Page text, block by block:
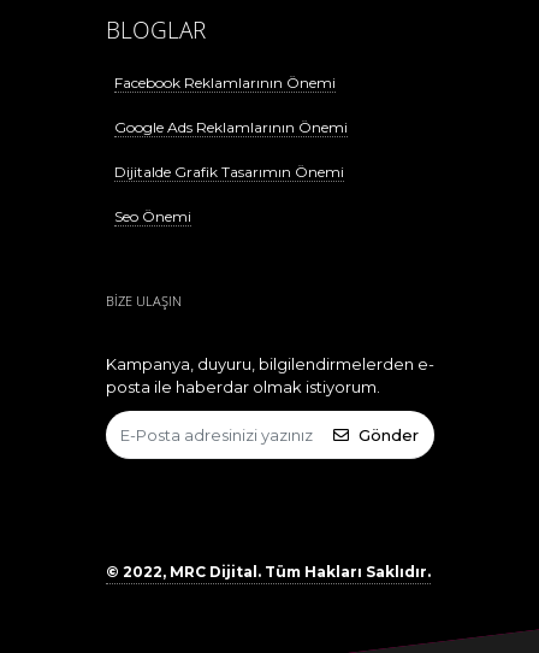
BLOGLAR
Facebook Reklamlarının Önemi
Google Ads Reklamlarının Önemi
Dijitalde Grafik Tasarımın Önemi
Seo Önemi
BİZE ULAŞIN
Kampanya, duyuru, bilgilendirmelerden e-
posta ile haberdar olmak istiyorum.
Gönder
© 2022, MRC Dijital. Tüm Hakları Saklıdır.